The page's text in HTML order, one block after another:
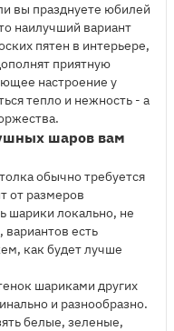
вы празднуете юбилей
наилучший вариант
пятен в интерьере,
приятную
настроение у
тепло и нежность - а
шаров вам
обычно требуется
от размеров
шарики локально, не
есть
как будет лучше
шариками других
и разнообразно.
белые, зеленые,